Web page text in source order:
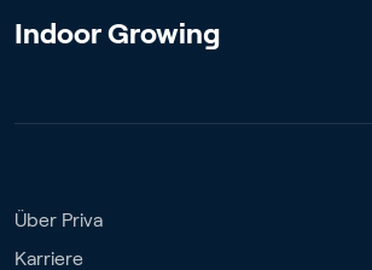
Indoor Growing
Über Priva
Karriere